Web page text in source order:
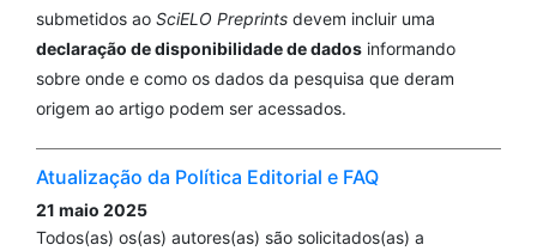
submetidos ao SciELO Preprints devem incluir uma
declaração de disponibilidade de dados informando
sobre onde e como os dados da pesquisa que deram
origem ao artigo podem ser acessados.
Atualização da Política Editorial e FAQ
21 maio 2025
Todos(as) os(as) autores(as) são solicitados(as) a